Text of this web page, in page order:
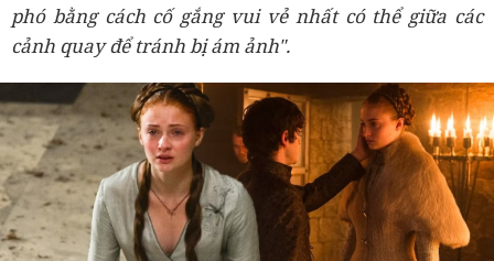
phó bằng cách cố gắng vui vẻ nhất có thể giữa các
cảnh quay để tránh bị ám ảnh".